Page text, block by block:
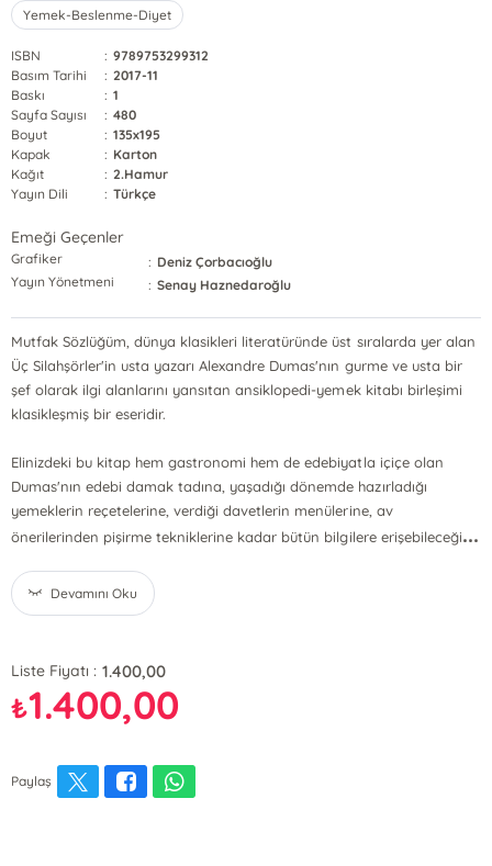
Yemek-Beslenme-Diyet
ISBN : 9789753299312
Basım Tarihi
: 2017-11
Baskı
: 1
Sayfa Sayısı
: 480
Boyut
: 135x195
Kapak
: Karton
Kağıt
: 2.Hamur
Yayın Dili
: Türkçe
Emeği Geçenler
Grafiker : Deniz Çorbacıoğlu
Yayın Yönetmeni
: Senay Haznedaroğlu
Mutfak Sözlüğüm, dünya klasikleri literatüründe üst sıralarda yer alan
Üç Silahşörler'in usta yazarı Alexandre Dumas'nın gurme ve usta bir
şef olarak ilgi alanlarını yansıtan ansiklopedi-yemek kitabı birleşimi
klasikleşmiş bir eseridir.
Elinizdeki bu kitap hem gastronomi hem de edebiyatla içiçe olan
Dumas'nın edebi damak tadına, yaşadığı dönemde hazırladığı
yemeklerin reçetelerine, verdiği davetlerin menülerine, av
önerilerinden pişirme tekniklerine kadar bütün bilgilere erişebileceği...
Devamını Oku
Liste Fiyatı : 1.400,00
₺1.400,00
Paylaş